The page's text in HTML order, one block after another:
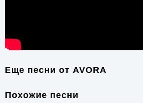
Еще песни от AVORA
Похожие песни